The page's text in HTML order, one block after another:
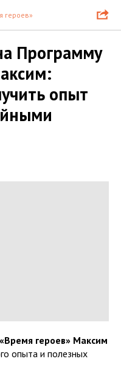
героев»
Программу
опыт
героев» Максим
опыта и полезных